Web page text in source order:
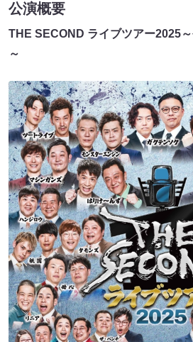
公演概要
THE SECOND ライブツアー2025
～